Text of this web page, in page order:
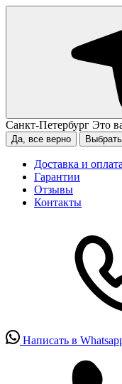
Санкт-Петербург Это
Да, все верно
Доставка и оплата
Гарантии
Отзывы
Контакты
Написать в